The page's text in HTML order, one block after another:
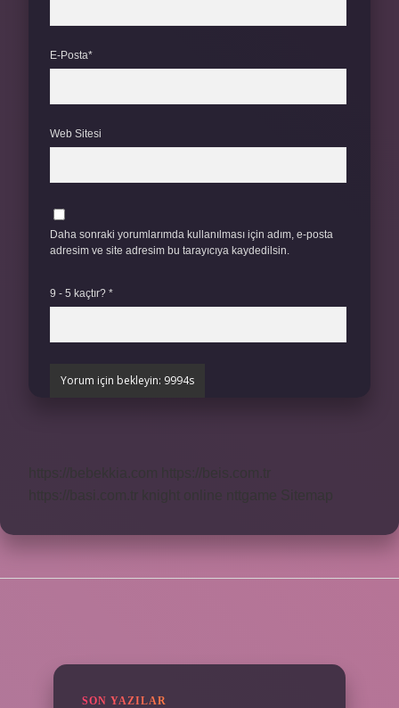
E-Posta*
Web Sitesi
Daha sonraki yorumlarımda kullanılması için adım, e-posta
adresim ve site adresim bu tarayıcıya kaydedilsin.
9 - 5 kaçtır? *
SON YAZILAR